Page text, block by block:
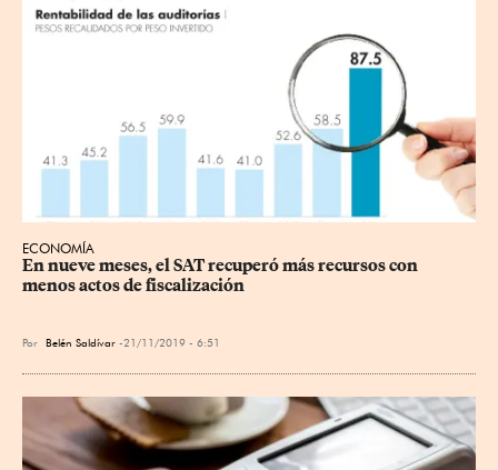
ECONOMÍA
En nueve meses, el SAT recuperó más recursos con
menos actos de fiscalización
Por Belén Saldívar 21/11/2019 - 6:51